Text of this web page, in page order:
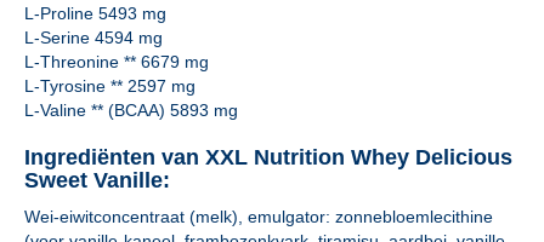
L-Proline 5493 mg
L-Serine 4594 mg
L-Threonine ** 6679 mg
L-Tyrosine ** 2597 mg
L-Valine ** (BCAA) 5893 mg
Ingrediënten van XXL Nutrition Whey Delicious
Sweet Vanille:
Wei-eiwitconcentraat (melk), emulgator: zonnebloemlecithine